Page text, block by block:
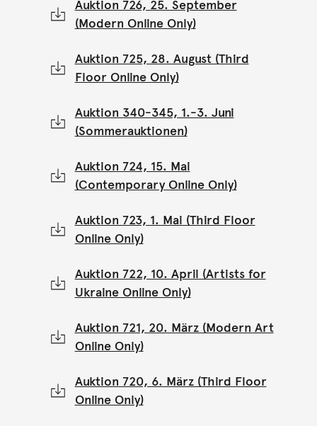
Auktion 726, 25. September
(Modern Online Only)
Auktion 725, 28. August (Third
Floor Online Only)
Auktion 340-345, 1.-3. Juni
(Sommerauktionen)
Auktion 724, 15. Mai
(Contemporary Online Only)
Auktion 723, 1. Mai (Third Floor
Online Only)
Auktion 722, 10. April (Artists for
Ukraine Online Only)
Auktion 721, 20. März (Modern Art
Online Only)
Auktion 720, 6. März (Third Floor
Online Only)